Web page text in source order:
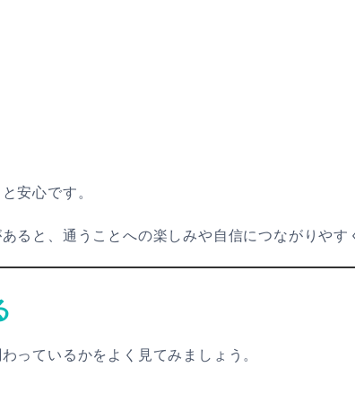
安心です。
ると、通うことへの楽しみや自信につながりやす
っているかをよく見てみましょう。